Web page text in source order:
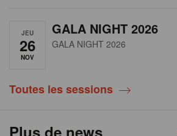
JEU
26
NOV
GALA NIGHT 2026
GALA NIGHT 2026
Toutes les sessions
Plus de news